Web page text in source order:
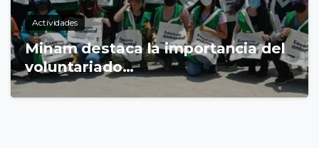
Actividades
Minam destaca la importancia del
voluntariado…